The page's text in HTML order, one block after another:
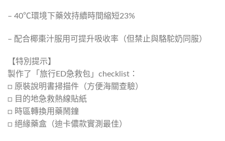
– 40℃環境下藥效持續時間縮短23%
– 配合椰棗汁服用可提升吸收率（但禁止與駱駝奶同服）
【特別提示】
製作了「旅行ED急救包」checklist：
□ 原裝說明書掃描件（方便海關查驗）
□ 目的地急救熱線貼紙
□ 時區轉換用藥鬧鐘
□ 絕緣藥盒（迪卡儂款實測最佳）